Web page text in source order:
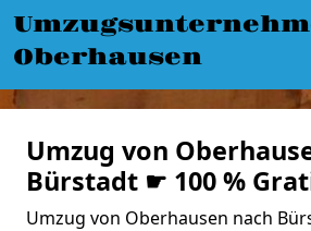
Oberhausen
Umzug von
Bürstadt ☛ 100 %
Umzug von Oberhausen nach